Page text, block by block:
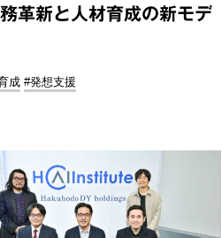
革新と人材育成の新モデ
成 #発想支援